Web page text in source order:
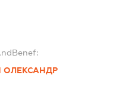
ОЛЕКСАНДР